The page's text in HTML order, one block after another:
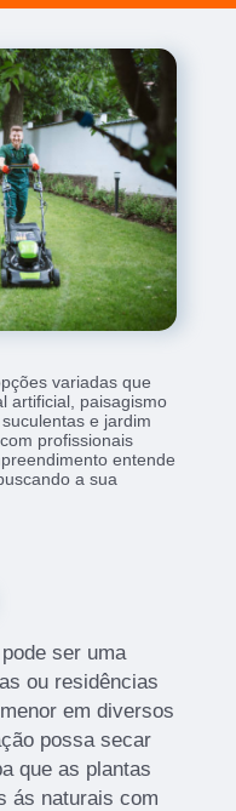
variadas que
artificial, paisagismo
e jardim
profissionais
entende
a sua
ser uma
ou residências
em diversos
possa secar
que as plantas
ás naturais com